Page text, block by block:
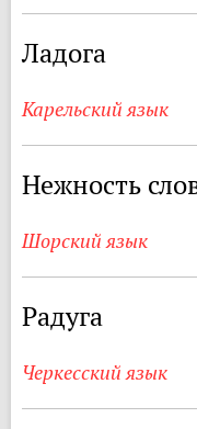
Ладога
Карельский язык
Нежность
Шорский язык
Радуга
Черкесский язык